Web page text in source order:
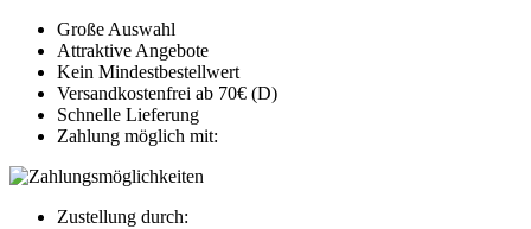
Große Auswahl
Attraktive Angebote
Kein Mindestbestellwert
Versandkostenfrei ab 70€ (D)
Schnelle Lieferung
Zahlung möglich mit:
Zustellung durch: